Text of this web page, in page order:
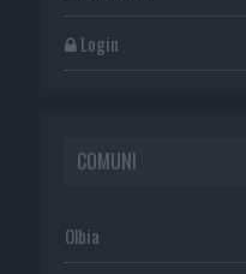
Login
COMUNI
Olbia